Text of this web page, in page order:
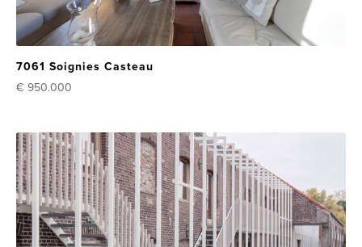
7061 Soignies Casteau
€ 950.000